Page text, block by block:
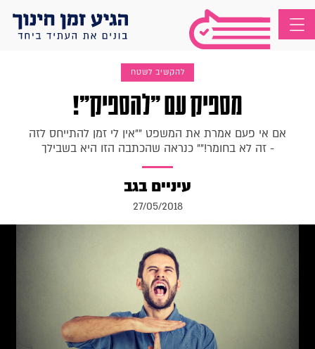
להקשיב לשטח
מספיק עם "להספיק"!
אם אי פעם אמרת את המשפט ""אין לי זמן להתייחס לזה
- זה לא בחומר!"" כנראה שהכתבה הזו היא בשבילך
עיניים בגב
27/05/2018